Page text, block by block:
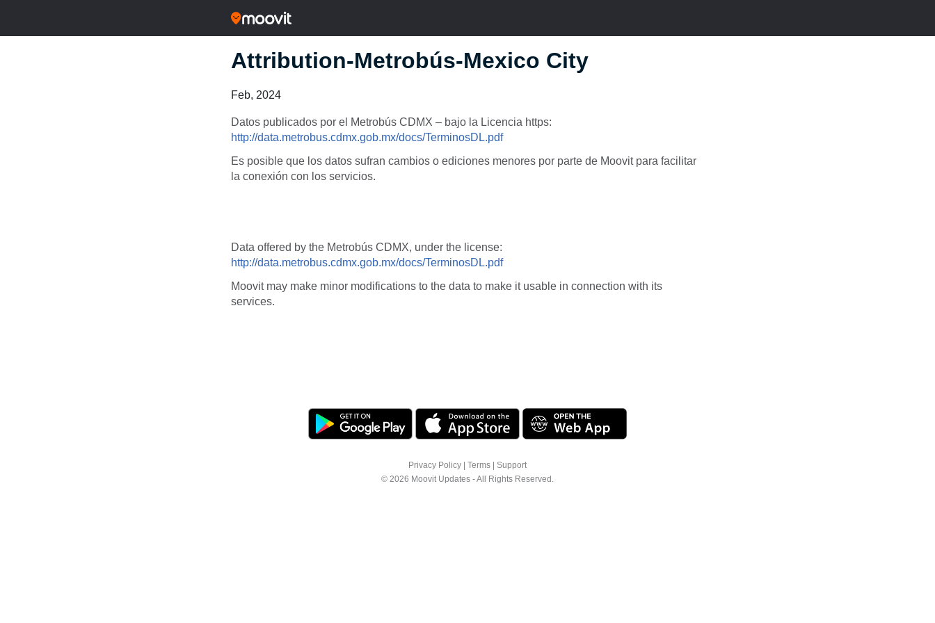
Attribution-Metrobús-Mexico City
Feb, 2024
Datos publicados por el Metrobús CDMX – bajo la Licencia https:
http://data.metrobus.cdmx.gob.mx/docs/TerminosDL.pdf
Es posible que los datos sufran cambios o ediciones menores por parte de Moovit para facilitar
la conexión con los servicios.
Data offered by the Metrobús CDMX, under the license:
http://data.metrobus.cdmx.gob.mx/docs/TerminosDL.pdf
Moovit may make minor modifications to the data to make it usable in connection with its
services.
Privacy Policy Terms
Support
© 2026 Moovit Updates - All Rights Reserved.